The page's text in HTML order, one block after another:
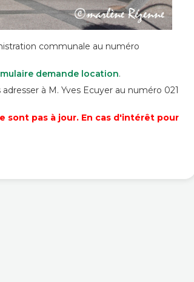
communale au numéro
demande location.
à M. Yves Ecuyer au numéro 021
sont pas à jour. En cas d'intérêt pour